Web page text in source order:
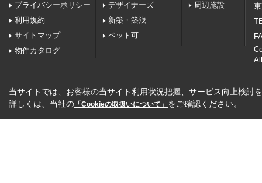
プライバシーポリシー
利用規約
サイトマップ
物件カタログ
デザイナーズ
新築・築浅
ペット可
周辺施設
当サイトでは、お客様の当サイト利用状況把握、サービス向上検討
詳しくは、当社の 「Cookieの取扱いについて」 をご確認ください。